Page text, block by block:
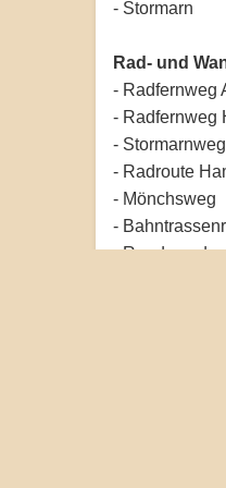
- Stormarn
Rad- und
- Radfernweg
- Radfernweg
- Stormarnweg
- Radroute
- Mönchsweg
-
-